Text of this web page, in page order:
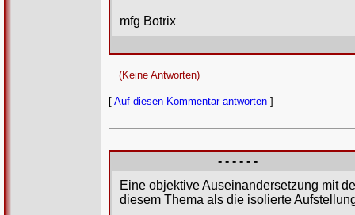
mfg Botrix
(Keine Antworten)
[ Auf diesen Kommentar antworten ]
- - - - - -
Eine objektive Auseinandersetzung mit
diesem Thema als die isolierte